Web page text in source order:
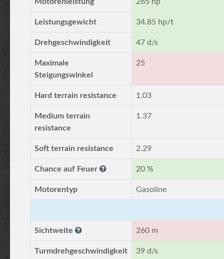
Leistungsgewicht 34.85 hp/t
Drehgeschwindigkeit 47 d/s
Maximale
Steigungswinkel
25
Hard terrain resistance 1.03
Medium terrain
resistance
1.37
Soft terrain resistance 2.29
Chance auf Feuer 20 %
Motorentyp Gasoline
Sichtweite 260 m
Turmdrehgeschwindigkeit 39 d/s